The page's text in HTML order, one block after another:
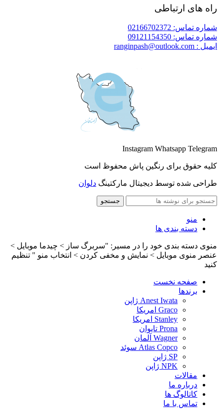
راه های ارتباطی
شماره تماس: 02166702372
شماره تماس: 09121154350
ایمیل : ranginpash@outlook.com
Instagram Whatsapp Telegram
کلیه حقوق برای رنگین پاش محفوظ است
طراحی شده توسط دیجیتال مارکتینگ دلوان
جستجو
منو
دسته بندی ها
منوی دسته بندی خود را در مسیر: "سربرگ ساز > چیدما موبایل >
عنصر منوی موبایل > نمایش و مخفی کردن > انتخاب منو " تنظیم
کنید
صفحه نخست
برندها
Anest Iwata ژاپن
Graco امریکا
Stanley امریکا
Prona تایوان
Wagner آلمان
Atlas Copco سوئد
SP ژاپن
NPK ژاپن
مقالات
درباره ما
کاتالوگ ها
تماس با ما